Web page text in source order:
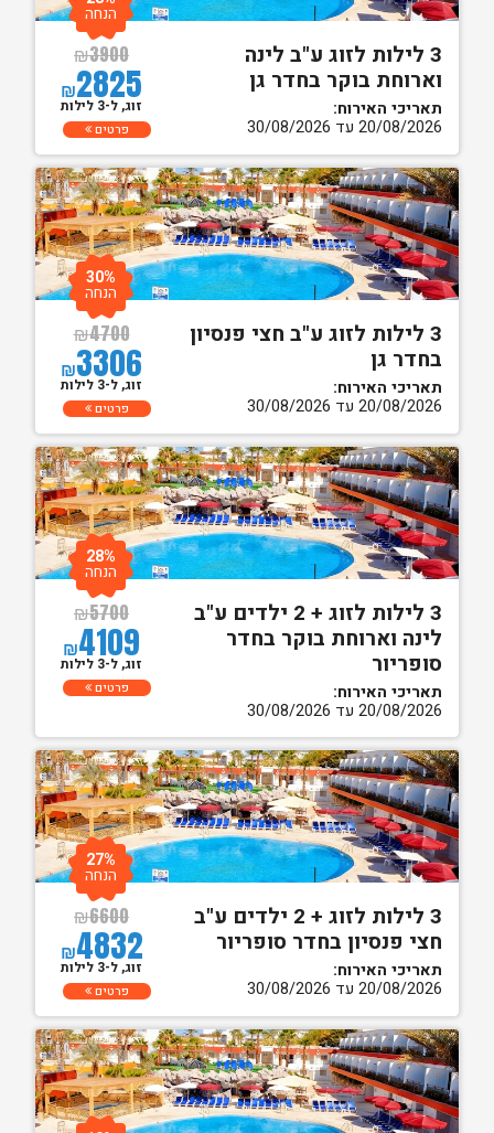
3 לילות לזוג ע"ב לינה
וארוחת בוקר בחדר גן
תאריכי האירוח:
20/08/2026 עד 30/08/2026
₪3900
₪2825
הנחה
זוג, ל-3 לילות
פרטים
3 לילות לזוג ע"ב חצי פנסיון
בחדר גן
תאריכי האירוח:
20/08/2026 עד 30/08/2026
₪4700
₪3306
30%
הנחה
זוג, ל-3 לילות
פרטים
3 לילות לזוג + 2 ילדים ע"ב
לינה וארוחת בוקר בחדר
סופריור
תאריכי האירוח:
20/08/2026 עד 30/08/2026
₪5700
₪4109
28%
הנחה
זוג, ל-3 לילות
פרטים
3 לילות לזוג + 2 ילדים ע"ב
חצי פנסיון בחדר סופריור
תאריכי האירוח:
20/08/2026 עד 30/08/2026
₪6600
₪4832
27%
הנחה
זוג, ל-3 לילות
פרטים